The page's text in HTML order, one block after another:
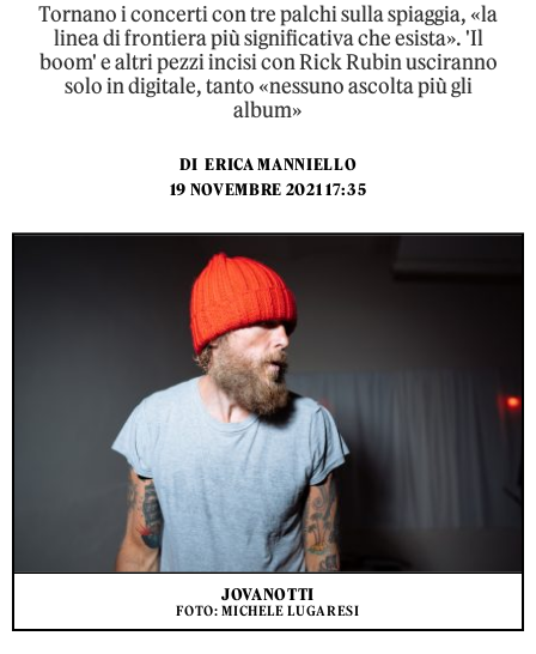
Tornano i concerti con tre palchi sulla spiaggia, «la
linea di frontiera più significativa che esista». 'Il
boom' e altri pezzi incisi con Rick Rubin usciranno
solo in digitale, tanto «nessuno ascolta più gli
album»
DI ERICA MANNIELLO
19 NOVEMBRE 2021 17:35
JOVANOTTI
FOTO: MICHELE LUGARESI